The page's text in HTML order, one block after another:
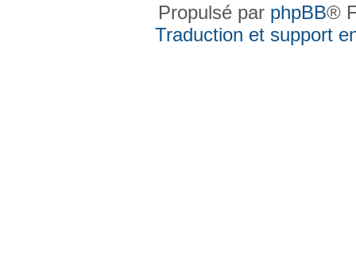
Propulsé par phpBB®
Traduction et support